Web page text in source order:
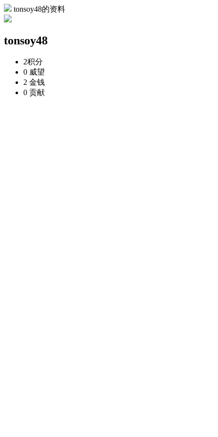
tonsoy48的资料
tonsoy48
2积分
0 威望
2 金钱
0 贡献